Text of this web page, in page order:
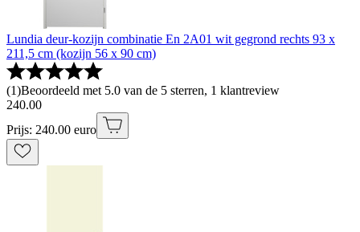
Lundia deur-kozijn combinatie En 2A01 wit gegrond rechts 93 x
211,5 cm (kozijn 56 x 90 cm)
(1)Beoordeeld met 5.0 van de 5 sterren, 1 klantreview
240.00
Prijs: 240.00 euro